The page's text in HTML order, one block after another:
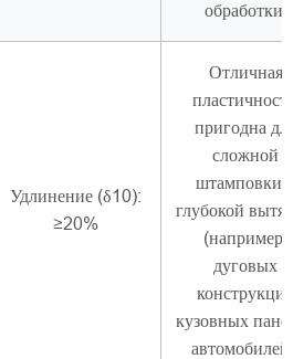
обработки.
Удлинение (δ10):
≥20%
Отличная
пригодна
сложной
штамповки
глубокой
(например,
дуговых
кузовных